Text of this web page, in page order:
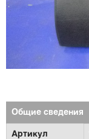
Общие сведения
Артикул